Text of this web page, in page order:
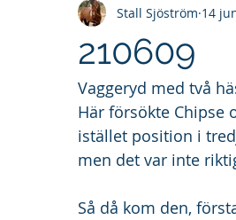
210609
Stall Sjöström 14
Vaggeryd med två
Här försökte Chipse
istället position i
men det var inte
Så då kom den,